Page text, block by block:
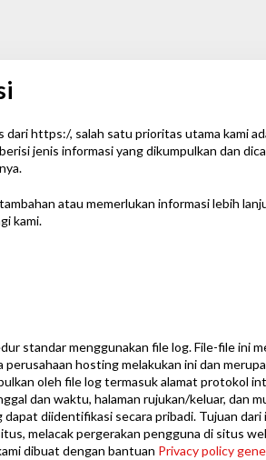
dari https:/, salah satu prioritas utama kami
jenis informasi yang dikumpulkan dan
atau memerlukan informasi lebih
kami.
standar menggunakan file log. File-file ini
hosting melakukan ini dan
oleh file log termasuk alamat protokol
dan waktu, halaman rujukan/keluar, dan
dapat diidentifikasi secara pribadi. Tujuan
melacak pergerakan pengguna di situs
dibuat dengan bantuan Privacy policy